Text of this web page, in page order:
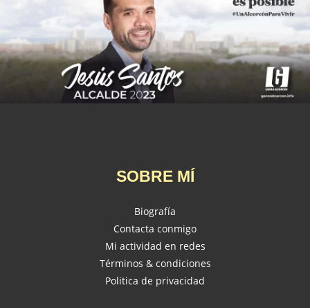
SOBRE MÍ
Biografía
Contacta conmigo
Mi actividad en redes
Términos & condiciones
Politica de privacidad